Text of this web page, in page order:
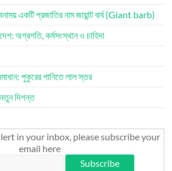
একটি প্রজাতির নাম জায়ান্ট বার্ব (Giant barb)
অগ্রগতি, কর্মসংস্থান ও চাহিদা
পুকুরের পানিতে লাল স্তর
দিগন্ত
in your inbox, please subscribe your
email here